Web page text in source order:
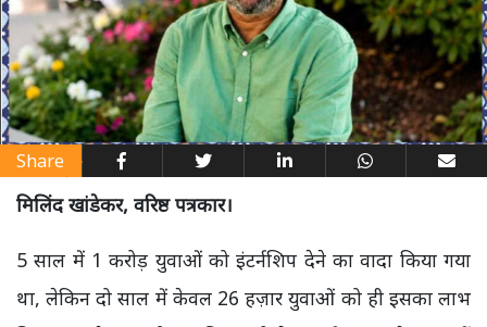
Share
मिलिंद खांडेकर, वरिष्ठ पत्रकार।
5 साल में 1 करोड़ युवाओं को इंटर्नशिप देने का वादा किया गया
था, लेकिन दो साल में केवल 26 हज़ार युवाओं को ही इसका लाभ